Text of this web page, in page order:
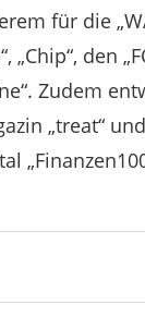
für die
„Chip“, den
Zudem
„treat“